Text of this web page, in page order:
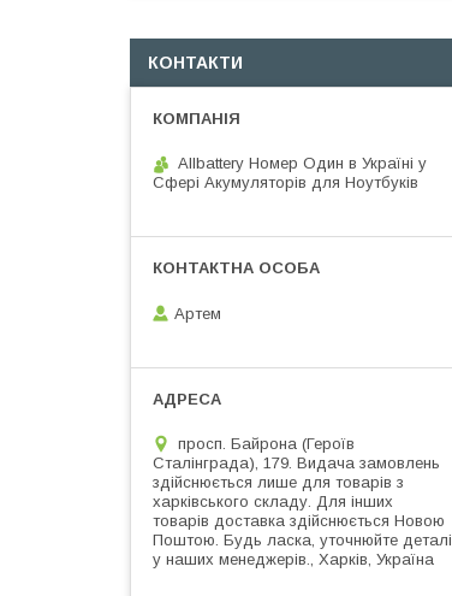
КОНТАКТИ
Allbattery Номер Один в Україні у
Сфері Акумуляторів для Ноутбуків
Артем
просп. Байрона (Героїв
Сталінграда), 179. Видача замовлень
здійснюється лише для товарів з
харківського складу. Для інших
товарів доставка здійснюється Новою
Поштою. Будь ласка, уточнюйте деталі
у наших менеджерів., Харків, Україна